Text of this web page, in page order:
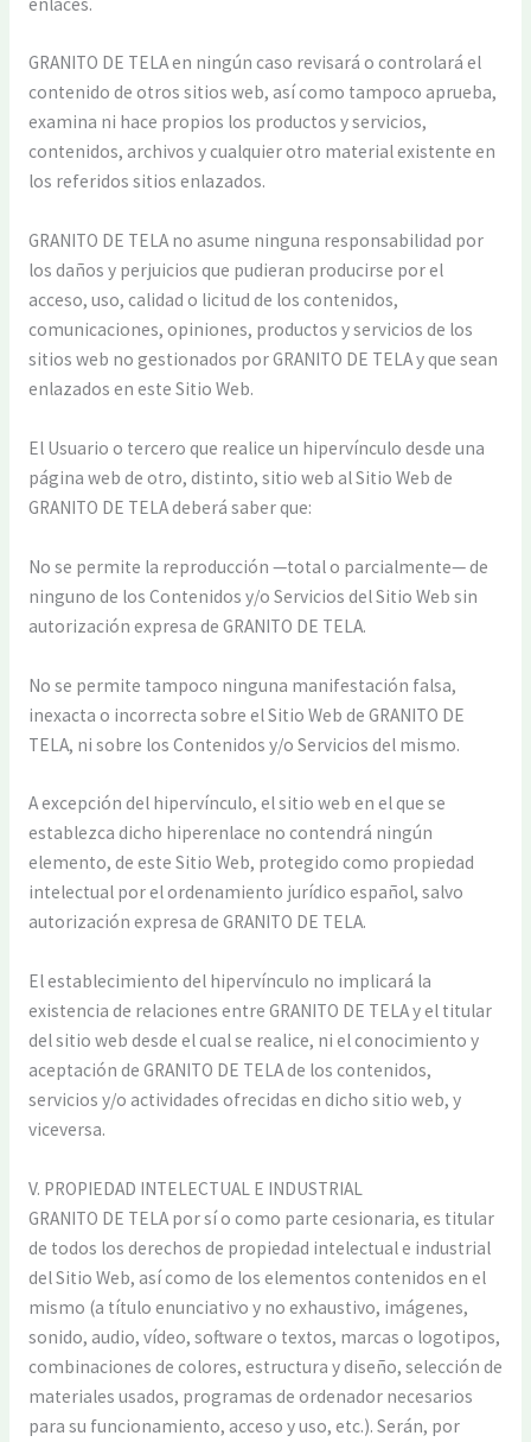
GRANITO DE TELA en ningún caso revisará o controlará el
contenido de otros sitios web, así como tampoco aprueba,
examina ni hace propios los productos y servicios,
contenidos, archivos y cualquier otro material existente en
los referidos sitios enlazados.
GRANITO DE TELA no asume ninguna responsabilidad por
los daños y perjuicios que pudieran producirse por el
acceso, uso, calidad o licitud de los contenidos,
comunicaciones, opiniones, productos y servicios de los
sitios web no gestionados por GRANITO DE TELA y que sean
enlazados en este Sitio Web.
El Usuario o tercero que realice un hipervínculo desde una
página web de otro, distinto, sitio web al Sitio Web de
GRANITO DE TELA deberá saber que:
No se permite la reproducción —total o parcialmente— de
ninguno de los Contenidos y/o Servicios del Sitio Web sin
autorización expresa de GRANITO DE TELA.
No se permite tampoco ninguna manifestación falsa,
inexacta o incorrecta sobre el Sitio Web de GRANITO DE
TELA, ni sobre los Contenidos y/o Servicios del mismo.
A excepción del hipervínculo, el sitio web en el que se
establezca dicho hiperenlace no contendrá ningún
elemento, de este Sitio Web, protegido como propiedad
intelectual por el ordenamiento jurídico español, salvo
autorización expresa de GRANITO DE TELA.
El establecimiento del hipervínculo no implicará la
existencia de relaciones entre GRANITO DE TELA y el titular
del sitio web desde el cual se realice, ni el conocimiento y
aceptación de GRANITO DE TELA de los contenidos,
servicios y/o actividades ofrecidas en dicho sitio web, y
viceversa.
V. PROPIEDAD INTELECTUAL E INDUSTRIAL
GRANITO DE TELA por sí o como parte cesionaria, es titular
de todos los derechos de propiedad intelectual e industrial
del Sitio Web, así como de los elementos contenidos en el
mismo (a título enunciativo y no exhaustivo, imágenes,
sonido, audio, vídeo, software o textos, marcas o logotipos,
combinaciones de colores, estructura y diseño, selección de
materiales usados, programas de ordenador necesarios
para su funcionamiento, acceso y uso, etc.). Serán, por